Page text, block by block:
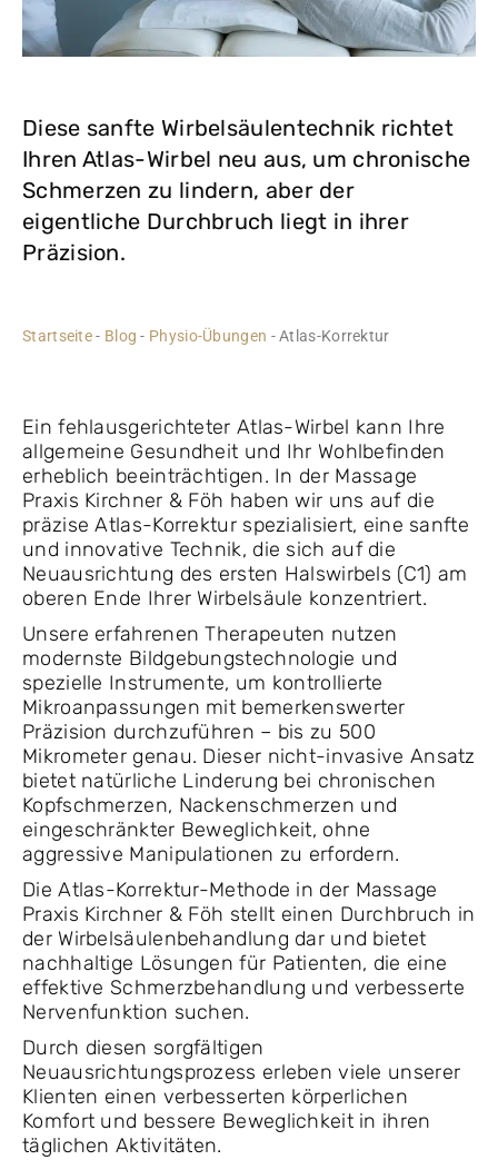
Diese sanfte Wirbelsäulentechnik richtet
Ihren Atlas-Wirbel neu aus, um chronische
Schmerzen zu lindern, aber der
eigentliche Durchbruch liegt in ihrer
Präzision.
Startseite- Blog - Physio-Übungen -Atlas-Korrektur
Ein fehlausgerichteter Atlas-Wirbel kann Ihre
allgemeine Gesundheit und Ihr Wohlbefinden
erheblich beeinträchtigen. In der Massage
Praxis Kirchner & Föh haben wir uns auf die
präzise Atlas-Korrektur spezialisiert, eine sanfte
und innovative Technik, die sich auf die
Neuausrichtung des ersten Halswirbels (C1) am
oberen Ende Ihrer Wirbelsäule konzentriert.
Unsere erfahrenen Therapeuten nutzen
modernste Bildgebungstechnologie und
spezielle Instrumente, um kontrollierte
Mikroanpassungen mit bemerkenswerter
Präzision durchzuführen – bis zu 500
Mikrometer genau. Dieser nicht-invasive Ansatz
bietet natürliche Linderung bei chronischen
Kopfschmerzen, Nackenschmerzen und
eingeschränkter Beweglichkeit, ohne
aggressive Manipulationen zu erfordern.
Die Atlas-Korrektur-Methode in der Massage
Praxis Kirchner & Föh stellt einen Durchbruch in
der Wirbelsäulenbehandlung dar und bietet
nachhaltige Lösungen für Patienten, die eine
effektive Schmerzbehandlung und verbesserte
Nervenfunktion suchen.
Durch diesen sorgfältigen
Neuausrichtungsprozess erleben viele unserer
Klienten einen verbesserten körperlichen
Komfort und bessere Beweglichkeit in ihren
täglichen Aktivitäten.